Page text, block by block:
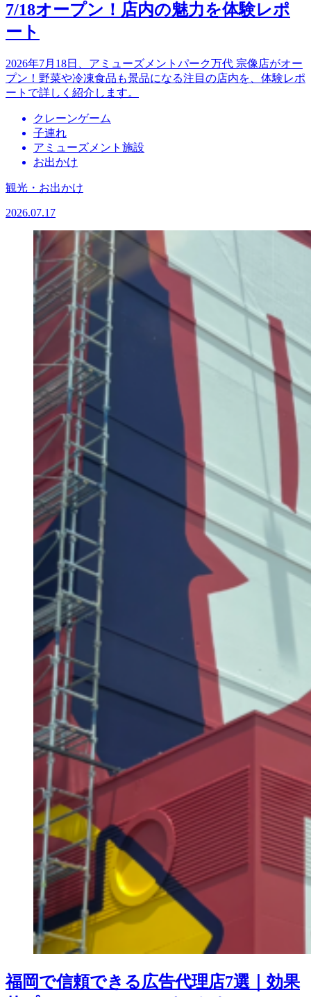
7/18オープン！店内の魅力を体験レポ
ート
2026年7月18日、アミューズメントパーク万代 宗像店がオー
プン！野菜や冷凍食品も景品になる注目の店内を、体験レポ
ートで詳しく紹介します。
クレーンゲーム
子連れ
アミューズメント施設
お出かけ
観光・お出かけ
2026.07.17
福岡で信頼できる広告代理店7選｜効果